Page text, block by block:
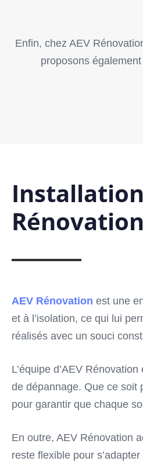
Enfin, chez AEV
proposons
Rénovation
AEV Rénovation est une
et à l’isolation, ce qui lui
réalisés avec un souci
L’équipe d’AEV
de dépannage. Que ce soit
pour garantir que chaque
En outre, AEV Rénovation
reste flexible pour